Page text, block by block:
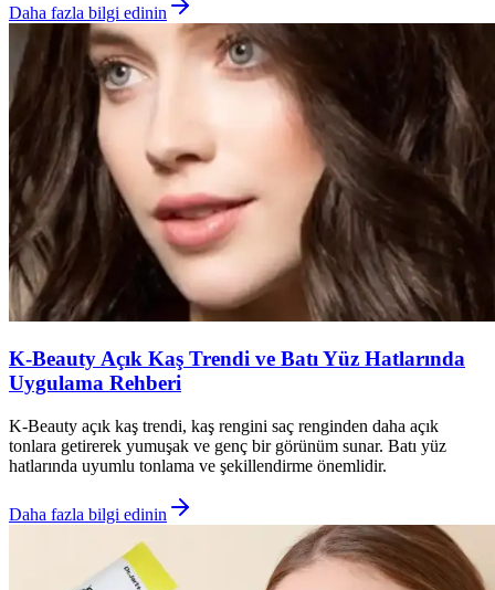
Daha fazla bilgi edinin
K-Beauty Açık Kaş Trendi ve Batı Yüz Hatlarında
Uygulama Rehberi
K-Beauty açık kaş trendi, kaş rengini saç renginden daha açık
tonlara getirerek yumuşak ve genç bir görünüm sunar. Batı yüz
hatlarında uyumlu tonlama ve şekillendirme önemlidir.
Daha fazla bilgi edinin